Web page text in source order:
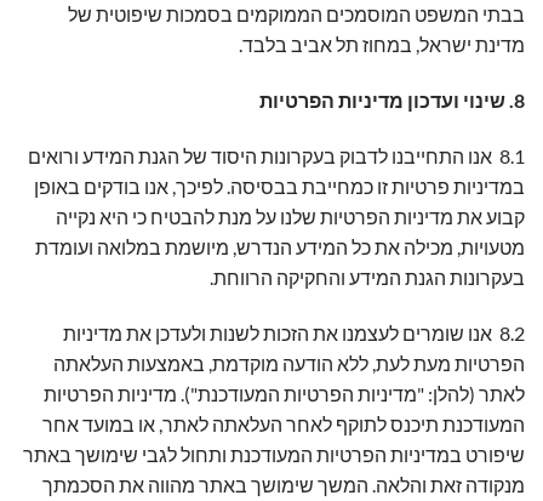
בבתי המשפט המוסמכים הממוקמים בסמכות שיפוטית של
מדינת ישראל, במחוז תל אביב בלבד.
8. שינוי ועדכון מדיניות הפרטיות
8.1 אנו התחייבנו לדבוק בעקרונות היסוד של הגנת המידע ורואים
במדיניות פרטיות זו כמחייבת בבסיסה. לפיכך, אנו בודקים באופן
קבוע את מדיניות הפרטיות שלנו על מנת להבטיח כי היא נקייה
מטעויות, מכילה את כל המידע הנדרש, מיושמת במלואה ועומדת
בעקרונות הגנת המידע והחקיקה הרווחת.
8.2 אנו שומרים לעצמנו את הזכות לשנות ולעדכן את מדיניות
הפרטיות מעת לעת, ללא הודעה מוקדמת, באמצעות העלאתה
לאתר (להלן: "מדיניות הפרטיות המעודכנת"). מדיניות הפרטיות
המעודכנת תיכנס לתוקף לאחר העלאתה לאתר, או במועד אחר
שיפורט במדיניות הפרטיות המעודכנת ותחול לגבי שימושך באתר
מנקודה זאת והלאה. המשך שימושך באתר מהווה את הסכמתך